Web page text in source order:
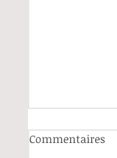
Commentaires